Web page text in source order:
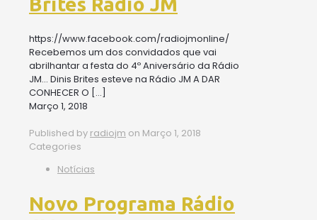
https://www.facebook.com/radiojmonline/
Recebemos um dos convidados que vai
abrilhantar a festa do 4º Aniversário da Rádio
JM… Dinis Brites esteve na Rádio JM A DAR
CONHECER O […]
Março 1, 2018
Published by radiojm on Março 1, 2018
Categories
Notícias
Novo Programa Rádio